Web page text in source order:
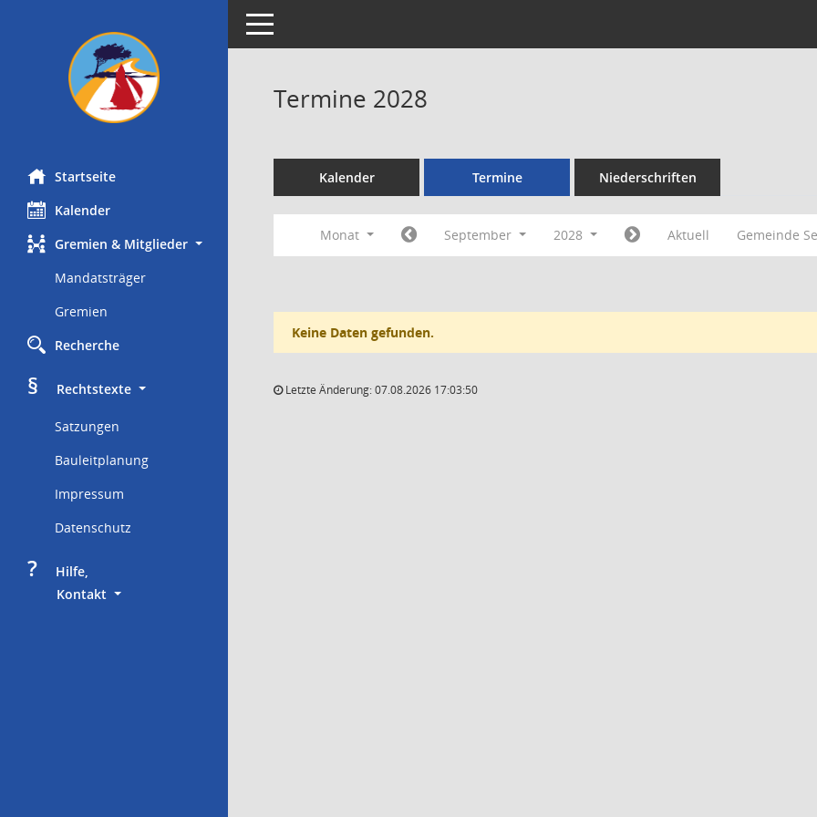
Startseite
Kalender
Gremien & Mitglieder
Mandatsträger
Gremien
Recherche
§
     Rechtstexte
Satzungen
Bauleitplanung
Impressum
Datenschutz
?
     Hilfe,
Kontakt
Toggle navigation
Termine 2028
Kalender Termine Niederschriften
Monat September 2028 Aktuell Gemeinde
Keine Daten gefunden.
Letzte Änderung: 07.08.2026 17:03:50